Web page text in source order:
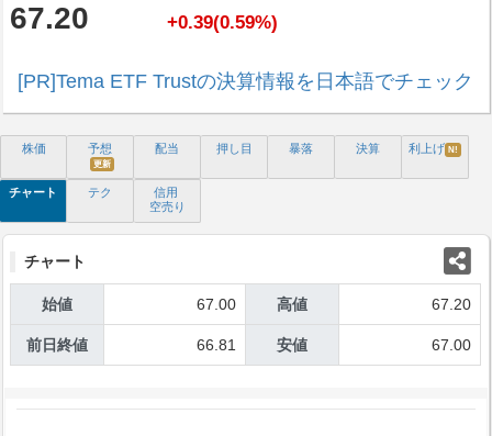
67.20 +0.39(0.59%)
[PR]Tema ETF Trustの決算情報を日本語でチェック
株価 予想
更新
配当 押し目 暴落 決算 利上げ N!
チャート テク
信用
空売り
チャート
始値 67.00 高値 67.20
前日終値 66.81 安値 67.00